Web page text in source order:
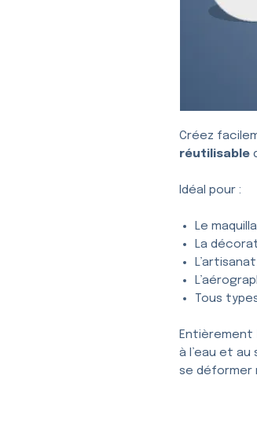
Créez
réutilisable
Idéal pour :
Le
La
Tous
Entièrement
à l’eau et
se déformer